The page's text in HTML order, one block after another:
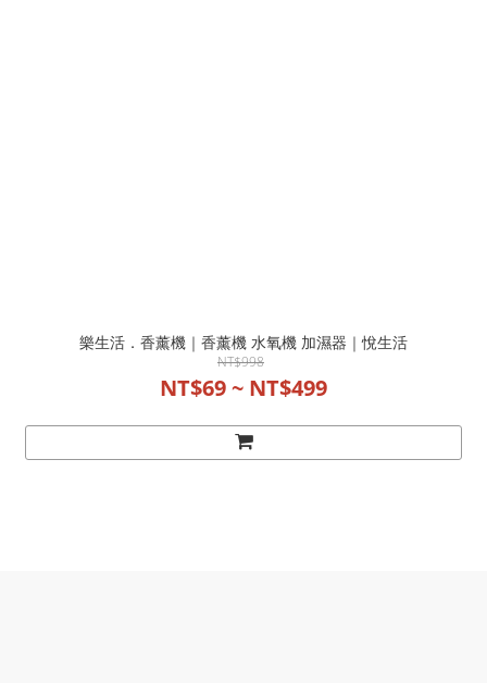
樂生活．香薰機｜香薰機 水氧機 加濕器｜悅生活
NT$998
NT$69 ~ NT$499